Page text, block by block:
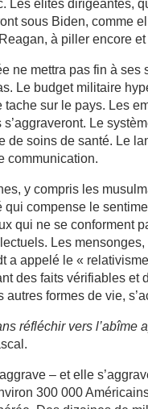
Les élites dirigeantes,
sous Biden, comme
à piller encore
ne mettra pas fin à
Le budget militaire
tache sur le pays. Les
Le
de soins de santé. Le
communication.
y compris les
qui compense le
qui ne se conforment
Les
a appelé le «
des faits vérifiables et
autres formes de vie,
réfléchir vers l’abîme
– et elle
300 000